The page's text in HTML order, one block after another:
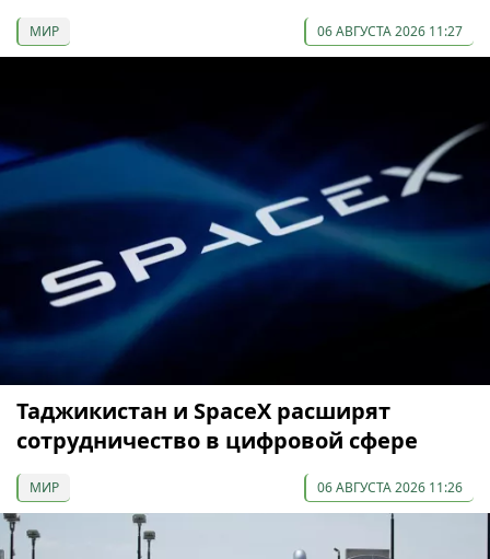
МИР 06 АВГУСТА 2026 11:27
Таджикистан и SpaceX расширят
сотрудничество в цифровой сфере
МИР 06 АВГУСТА 2026 11:26